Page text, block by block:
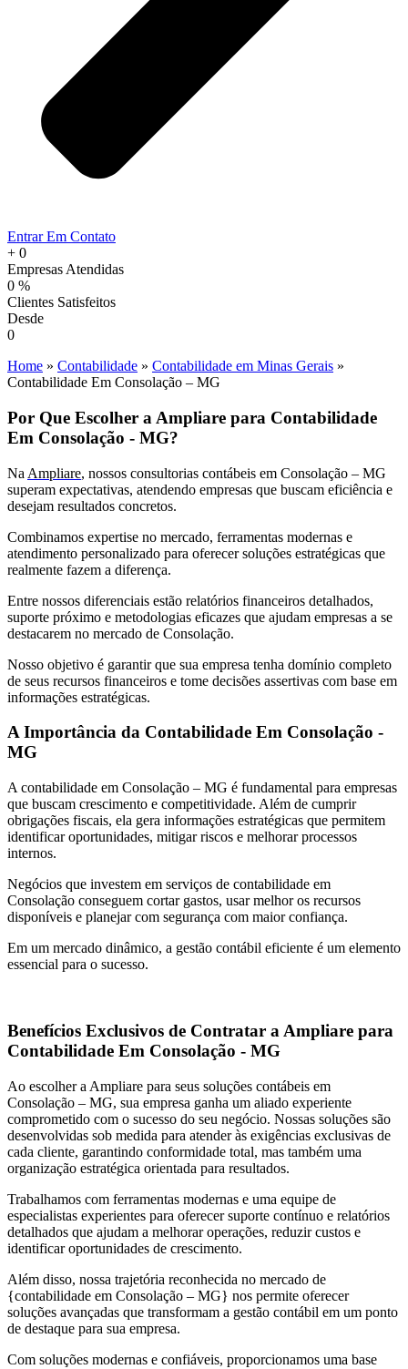
Entrar Em Contato
+ 0
Empresas Atendidas
0 %
Clientes Satisfeitos
Desde
0
Home » Contabilidade » Contabilidade em Minas Gerais »
Contabilidade Em Consolação – MG
Por Que Escolher a Ampliare para Contabilidade
Em Consolação - MG?
Na Ampliare, nossos consultorias contábeis em Consolação – MG
superam expectativas, atendendo empresas que buscam eficiência e
desejam resultados concretos.
Combinamos expertise no mercado, ferramentas modernas e
atendimento personalizado para oferecer soluções estratégicas que
realmente fazem a diferença.
Entre nossos diferenciais estão relatórios financeiros detalhados,
suporte próximo e metodologias eficazes que ajudam empresas a se
destacarem no mercado de Consolação.
Nosso objetivo é garantir que sua empresa tenha domínio completo
de seus recursos financeiros e tome decisões assertivas com base em
informações estratégicas.
A Importância da Contabilidade Em Consolação -
MG
A contabilidade em Consolação – MG é fundamental para empresas
que buscam crescimento e competitividade. Além de cumprir
obrigações fiscais, ela gera informações estratégicas que permitem
identificar oportunidades, mitigar riscos e melhorar processos
internos.
Negócios que investem em serviços de contabilidade em
Consolação conseguem cortar gastos, usar melhor os recursos
disponíveis e planejar com segurança com maior confiança.
Em um mercado dinâmico, a gestão contábil eficiente é um elemento
essencial para o sucesso.
Benefícios Exclusivos de Contratar a Ampliare para
Contabilidade Em Consolação - MG
Ao escolher a Ampliare para seus soluções contábeis em
Consolação – MG, sua empresa ganha um aliado experiente
comprometido com o sucesso do seu negócio. Nossas soluções são
desenvolvidas sob medida para atender às exigências exclusivas de
cada cliente, garantindo conformidade total, mas também uma
organização estratégica orientada para resultados.
Trabalhamos com ferramentas modernas e uma equipe de
especialistas experientes para oferecer suporte contínuo e relatórios
detalhados que ajudam a melhorar operações, reduzir custos e
identificar oportunidades de crescimento.
Além disso, nossa trajetória reconhecida no mercado de
{contabilidade em Consolação – MG} nos permite oferecer
soluções avançadas que transformam a gestão contábil em um ponto
de destaque para sua empresa.
Com soluções modernas e confiáveis, proporcionamos uma base